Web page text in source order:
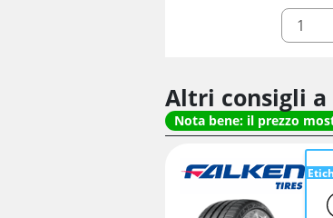
quantità
Altri consigli
Nota bene: il prezzo